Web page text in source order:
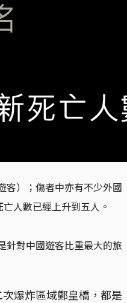
客）；傷者中亦有不少外國
人數已經上升到五人。
針對中國遊客比重最大的旅
爆炸區域鄭皇橋，都是